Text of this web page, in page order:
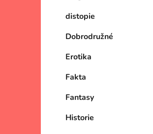
distopie
Dobrodružné
Erotika
Fakta
Fantasy
Historie